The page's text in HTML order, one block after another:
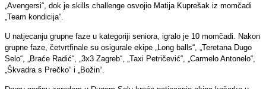
„Avengersi“, dok je skills challenge osvojio Matija Kuprešak iz momčadi
„Team kondicija“.
U natjecanju grupne faze u kategoriji seniora, igralo je 10 momčadi. Nakon
grupne faze, četvrtfinale su osigurale ekipe „Long balls“, „Teretana Dugo
Selo“, „Braće Radić“, „3x3 Zagreb“, „Taxi Petričević“, „Carmelo Antonelo“,
„Škvadra s Prečko“ i „Božin“.